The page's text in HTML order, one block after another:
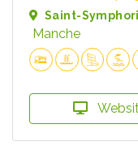
Saint-
Manche